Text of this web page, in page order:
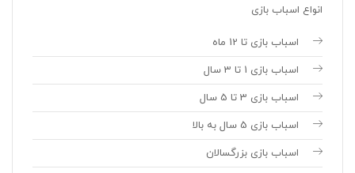
انواع اسباب بازی
اسباب بازی تا 12 ماه
اسباب بازی 1 تا 3 سال
اسباب بازی 3 تا 5 سال
اسباب بازی 5 سال به بالا
اسباب بازی بزرگسالان